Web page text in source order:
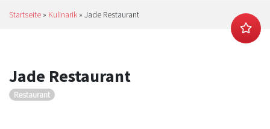
Startseite » Kulinarik » Jade Restaurant
Jade Restaurant
Restaurant